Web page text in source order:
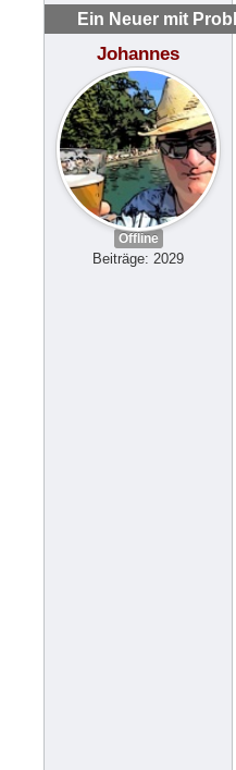
Ein Neuer mit
Johannes
Offline
Beiträge: 2029